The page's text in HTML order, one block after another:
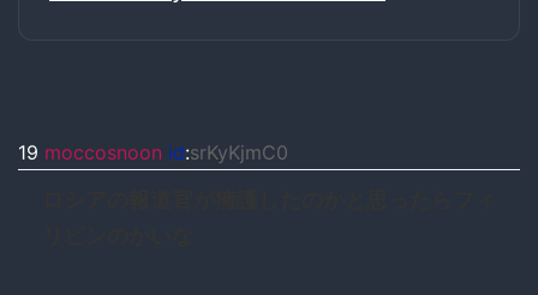
19 moccosnoon id:srKyKjmC0